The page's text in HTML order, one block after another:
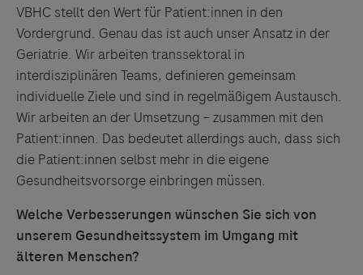
VBHC stellt den Wert für Patient:innen in den
Vordergrund. Genau das ist auch unser Ansatz in der
Geriatrie. Wir arbeiten transsektoral in
interdisziplinären Teams, definieren gemeinsam
individuelle Ziele und sind in regelmäßigem Austausch.
Wir arbeiten an der Umsetzung – zusammen mit den
Patient:innen. Das bedeutet allerdings auch, dass sich
die Patient:innen selbst mehr in die eigene
Gesundheitsvorsorge einbringen müssen.
Welche Verbesserungen wünschen Sie sich von
unserem Gesundheitssystem im Umgang mit
älteren Menschen?